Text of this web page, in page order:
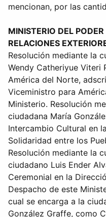
mencionan, por las
MINISTERIO DEL
RELACIONES
Resolución mediante la
Wendy Catheriyue Viteri
América del Norte,
Viceministro para
Ministerio. Resolución
ciudadana María
Intercambio Cultural en
Solidaridad entre los
Resolución mediante la
ciudadano Luis Ender
Ceremonial en la
Despacho de este
cual se encarga a la
González Graffe, como